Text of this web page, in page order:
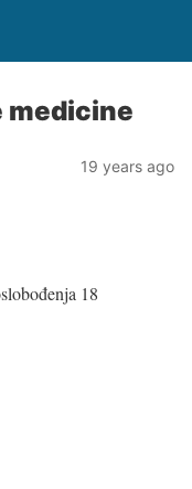
medicine
19 years ago
18